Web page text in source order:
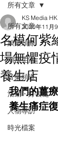
所有文章
娛樂頭條
潮流生活
音樂頻道
活動・好去處
人物專訪
時光檔案
所有文章
名模何紫
場無懼疫
養生店
KS Media HK
2020年11月
我們的薑
養生痛症